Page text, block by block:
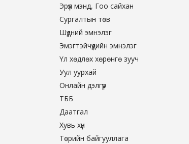
Эрүүл мэнд, Гоо сайхан
Сургалтын төв
Шүдний эмнэлэг
Эмэгтэйчүүдийн эмнэлэг
Үл хөдлөх хөрөнгө зууч
Уул уурхай
Онлайн дэлгүүр
ТББ
Даатгал
Хувь хүн
Төрийн байгууллага